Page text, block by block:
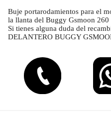
Buje portarodamientos para el
la llanta del Buggy Gsmoon 260
Si tienes alguna duda del
DELANTERO BUGGY